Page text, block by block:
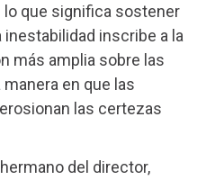
lo que significa sostener
inscribe a la
más amplia sobre las
en que las
las certezas
del director,